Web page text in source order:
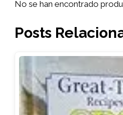
No se han encontrado
Posts